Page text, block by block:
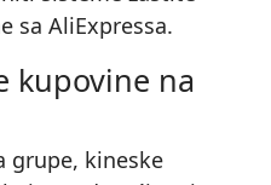
sa AliExpressa.
kupovine na
grupe, kineske